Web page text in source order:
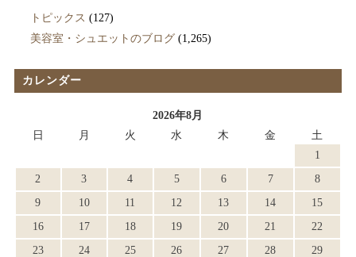
トピックス (127)
美容室・シュエットのブログ(1,265)
カレンダー
2026年8月
日
月 火 水 木 金
土
1
2
3 4 5 6 7
8
9
10 11 12 13 14
15
16
17 18 19 20 21
22
23
24 25 26 27 28
29